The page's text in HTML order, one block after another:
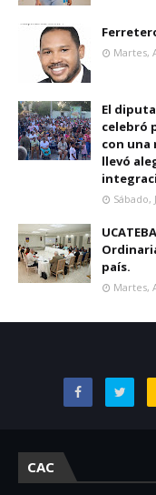
Martes,
El
celebró
con
llevó
Sábado,
país.
Martes,
CAC